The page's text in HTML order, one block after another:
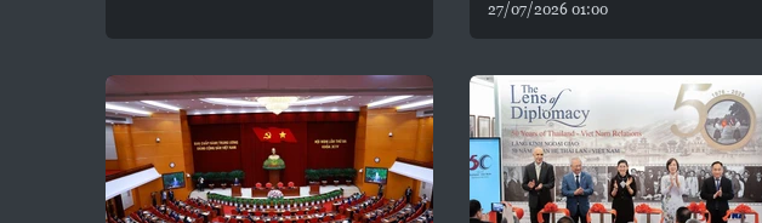
27/07/2026 01:00